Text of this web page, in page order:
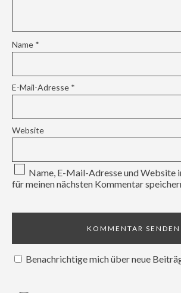
Name *
E-Mail-Adresse *
Website
Name, E-Mail-Adresse und Website
für meinen nächsten Kommentar
Benachrichtige mich über neue